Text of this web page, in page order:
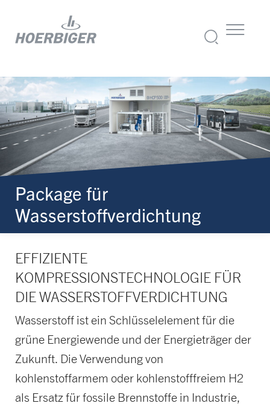
Package für
Wasserstoffverdichtung
EFFIZIENTE
KOMPRESSIONSTECHNOLOGIE FÜR
DIE WASSERSTOFFVERDICHTUNG
Wasserstoff ist ein Schlüsselelement für die
grüne Energiewende und der Energieträger der
Zukunft. Die Verwendung von
kohlenstoffarmem oder kohlenstofffreiem H2
als Ersatz für fossile Brennstoffe in Industrie,